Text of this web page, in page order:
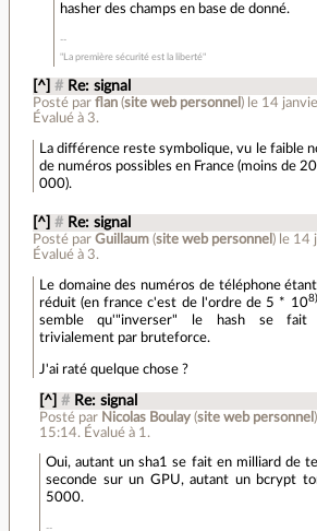
hasher des champs en base de donné.
"La première sécurité est la liberté"
[^] # Re: signal
Posté par flan(site web personnel ) le 14
Évalué à 3.
La différence reste symbolique, vu le faible
de numéros possibles en France (moins de
000).
[^] # Re: signal
Posté par Guillaum(site web personnel ) le 14
Évalué à 3.
Le domaine des numéros de téléphone
réduit (en france c'est de l'ordre de 5 * 10
semble qu'"inverser" le hash se fait
trivialement par bruteforce.
J'ai raté quelque chose ?
[^] # Re: signal
Posté par Nicolas Boulay (site web personnel )
15:14. Évalué à 1 .
Oui, autant un sha1 se fait en milliard de
seconde sur un GPU, autant un bcrypt
5000.